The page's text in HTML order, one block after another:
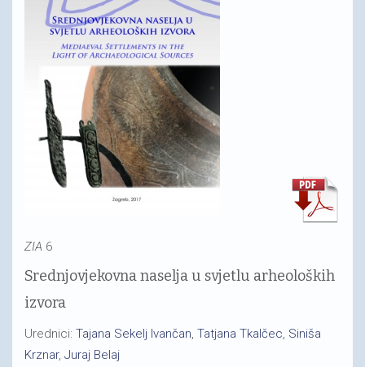
ZIA 6
Srednjovjekovna naselja u svjetlu arheoloških
izvora
Urednici: Tajana Sekelj Ivančan Tatjana Tkalčec Siniša
Krznar, Juraj Belaj